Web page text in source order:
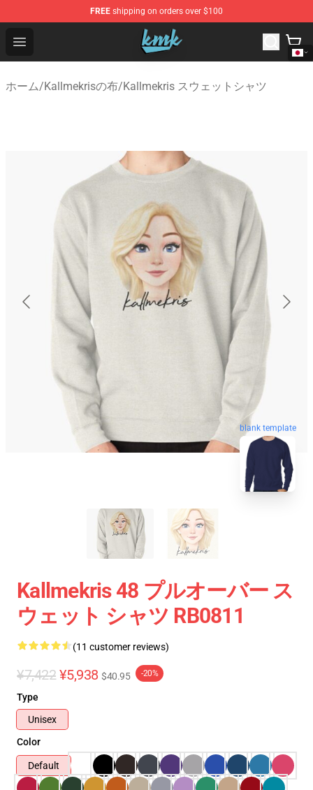
FREE shipping on orders over $100
Open menu
KallMeKris Store - Official KallMeKris Merchandise Shop
ホーム/Kallmekrisの布/Kallmekris スウェットシャツ
blank template
Kallmekris 48 プルオーバー ス
ウェット シャツ RB0811
(11 customer reviews)
¥7,422 ¥5,938 $40.95 -20%
Type
Unisex
Color
Default